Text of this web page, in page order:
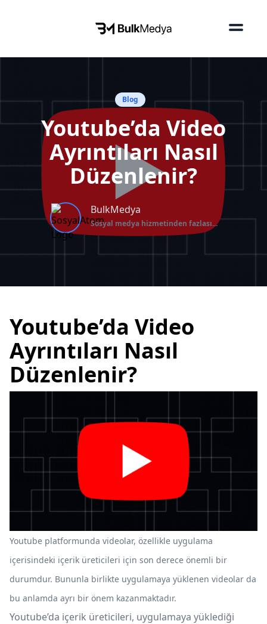
Blog
Youtube’da Video
Ayrıntıları Nasıl
Düzenlenir?
BulkMedya
Sosyal medya hizmetinden fazlası...
Youtube’da Video
Ayrıntıları Nasıl
Düzenlenir?
Youtube platformunda videolar, özellikle uygulama
içerisindeki içerik üreticileri için son derece önemli bir
durumdur. Bununla birlikte uygulamaya yüklenen videolar da
bu anlamda ayrı bir önem kazanmaktadır.
Youtube’da içerik üreticileri, uygulamaya yüklediği